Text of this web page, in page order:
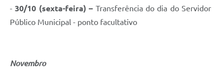
-30/10 (sexta-feira) – Transferência do dia do Servidor
Público Municipal - ponto facultativo
Novembro